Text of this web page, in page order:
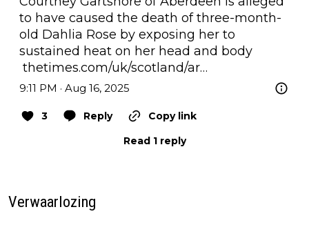
to have caused the death of three-month-
old Dahlia Rose by exposing her to
sustained heat on her head and body
thetimes.com/uk/scotland/ar…
9:11 PM · Aug 16, 2025
3 Reply
Copy link
Read 1 reply
Verwaarlozing